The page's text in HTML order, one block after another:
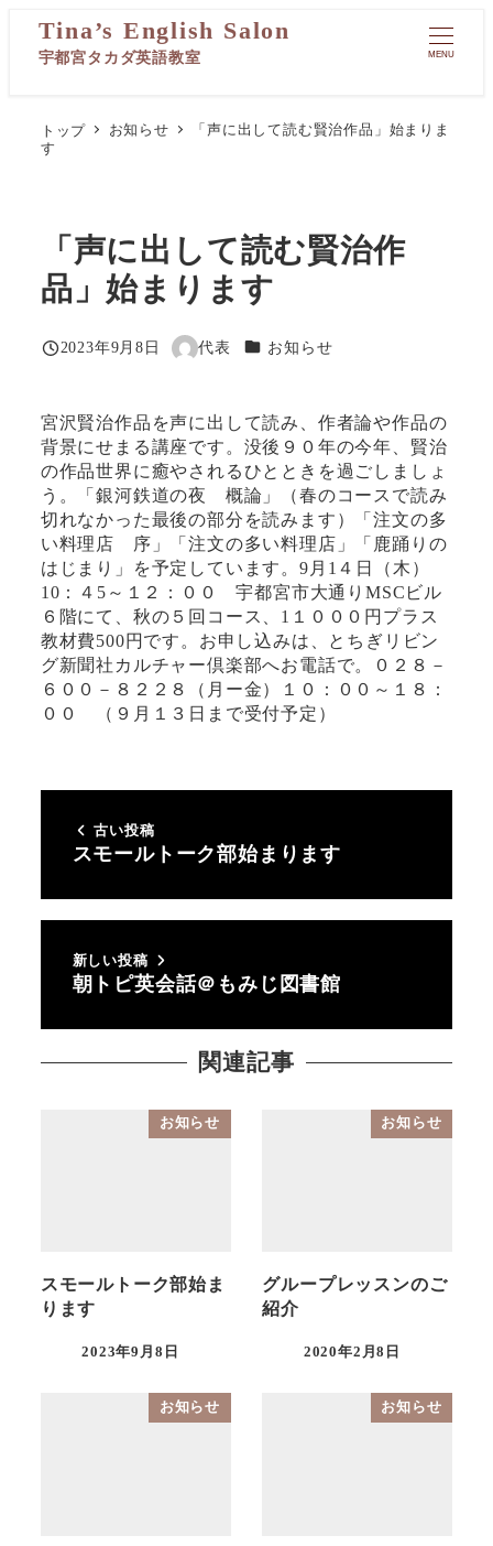
MENU
トップ お知らせ
「声に出して読む賢治作品」始まりま
す
「声に出して読む賢治作
品」始まります
投稿日
2023年9月8日
著
代表 カテゴリー
お知らせ
宮沢賢治作品を声に出して読み、作者論や作品の
背景にせまる講座です。没後９０年の今年、賢治
の作品世界に癒やされるひとときを過ごしましょ
う。「銀河鉄道の夜 概論」（春のコースで読み
切れなかった最後の部分を読みます）「注文の多
い料理店 序」「注文の多い料理店」「鹿踊りの
はじまり」を予定しています。9月1４日（木）
10：４5～１２：００ 宇都宮市大通りMSCビル
６階にて、秋の５回コース、1１０００円プラス
教材費500円です。お申し込みは、とちぎリビン
グ新聞社カルチャー倶楽部へお電話で。０２８－
６００－８２２８（月ー金）１０：００～１８：
００ （９月１３日まで受付予定）
古い投稿
スモールトーク部始まります
新しい投稿
朝トピ英会話＠もみじ図書館
関連記事
お知らせ
スモールトーク部始ま
ります
投稿日
2023年9月8日
お知らせ
グループレッスンのご
紹介
投稿日
2020年2月8日
お知らせ お知らせ